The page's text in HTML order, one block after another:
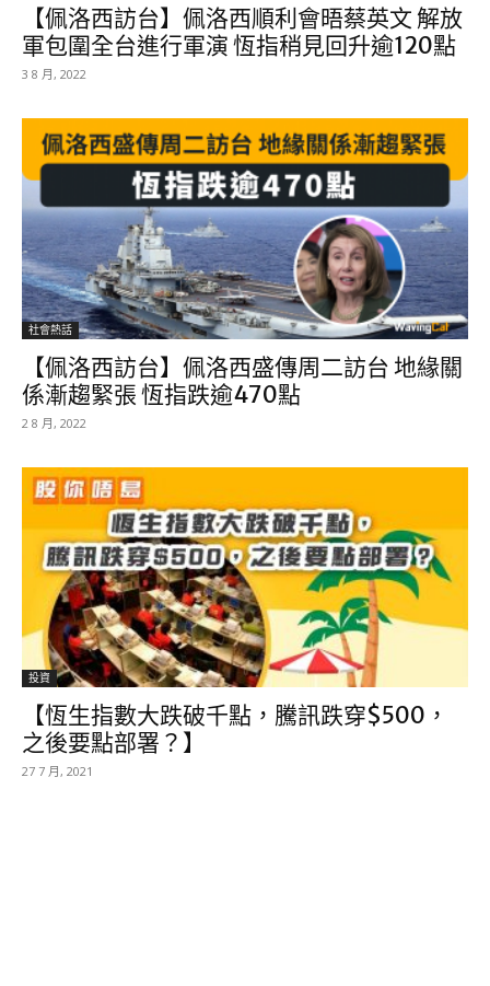
【佩洛西訪台】佩洛西順利會晤蔡英文 解放
軍包圍全台進行軍演 恆指稍見回升逾120點
3 8 月, 2022
社會熱話
【佩洛西訪台】佩洛西盛傳周二訪台 地緣關
係漸趨緊張 恆指跌逾470點
2 8 月, 2022
投資
【恆生指數大跌破千點，騰訊跌穿$500，
之後要點部署？】
27 7 月, 2021